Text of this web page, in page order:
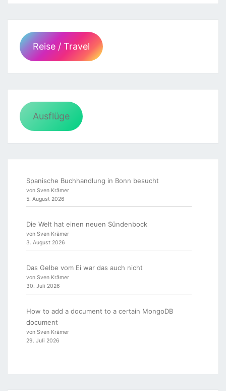
Reise / Travel
Ausflüge
Spanische Buchhandlung in Bonn besucht
von Sven Krämer
5. August 2026
Die Welt hat einen neuen Sündenbock
von Sven Krämer
3. August 2026
Das Gelbe vom Ei war das auch nicht
von Sven Krämer
30. Juli 2026
How to add a document to a certain MongoDB
document
von Sven Krämer
29. Juli 2026